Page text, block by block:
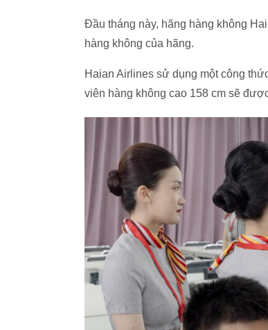
Đầu tháng này, hãng hàng không
hàng không của hãng.
Haian Airlines sử dụng một công
viên hàng không cao 158 cm sẽ